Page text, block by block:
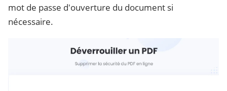
mot de passe d'ouverture du document si
nécessaire.